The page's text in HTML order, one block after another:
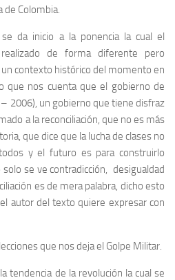
de Colombia.
da inicio a la ponencia la cual el
de forma diferente pero
contexto histórico del momento en
que nos cuenta que el gobierno de
– 2006), un gobierno que tiene disfraz
a la reconciliación, que no es más
que dice que la lucha de clases no
y el futuro es para construirlo
se ve contradicción, desigualdad
es de mera palabra, dicho esto
autor del texto quiere expresar con
que nos deja el Golpe Militar.
tendencia de la revolución la cual se